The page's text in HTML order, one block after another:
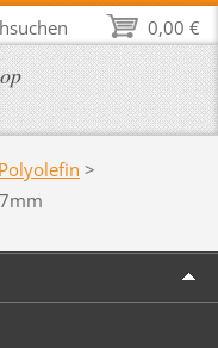
>
0,00 €